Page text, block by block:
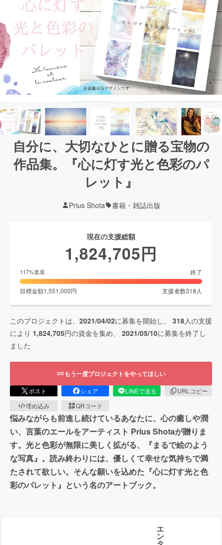
自分に、大切なひとに贈る宝物の
作品集。『心に灯す光と色彩のパ
レット』
Prius Shota 書籍・雑誌出版
現在の支援総額
1,824,705円
117%達成 終了
目標金額1,551,000円 支援者数318 人
このプロジェクトは、 2021/04/02に募集を開始し、 318人の支援
により 1,824,705円の資金を集め、 2021/05/10に募集を終了し
ました
もう一度プロジェクトをやってほしい
ポスト シェア LINEで送る
URLコピー
埋め込み
QRコード
悩みながらも前進し続けているあなたに、心の癒しや潤
い、言葉のエールをアーティスト Prius Shotaが贈りま
す。光と色彩が無限に美しく拡がる、『まるで絵のよう
な写真』。読み終わりには、優しくて幸せな気持ちで満
たされて欲しい。そんな願いを込めた『心に灯す光と色
彩のパレット』という名のアートブック。
エ
ン